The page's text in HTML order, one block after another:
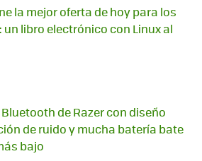
la mejor oferta de hoy para los
libro electrónico con Linux al
de Razer con diseño
de ruido y mucha batería bate
bajo